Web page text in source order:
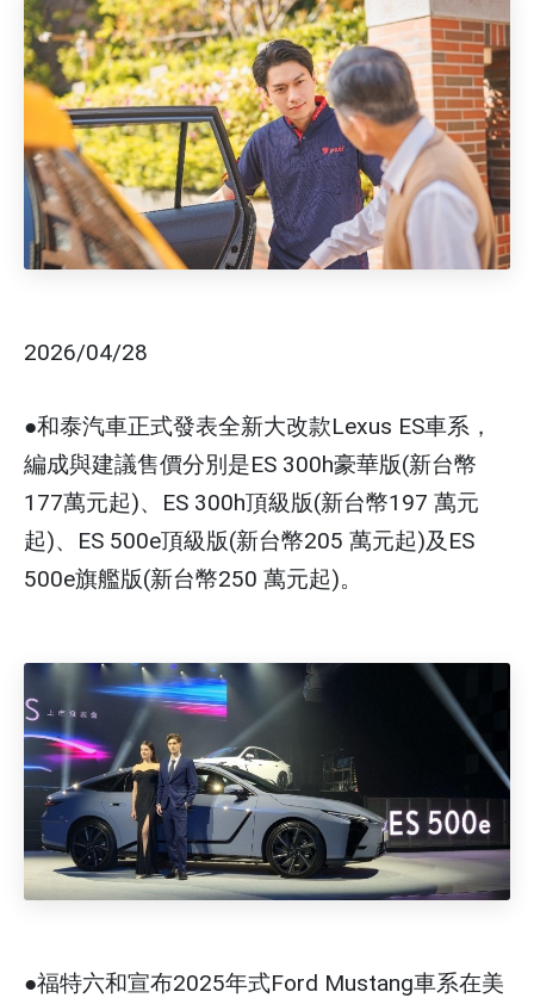
2026/04/28
●和泰汽車正式發表全新大改款Lexus ES車系，
編成與建議售價分別是ES 300h豪華版(新台幣
177萬元起)、ES 300h頂級版(新台幣197 萬元
起)、ES 500e頂級版(新台幣205 萬元起)及ES
500e旗艦版(新台幣250 萬元起)。
●福特六和宣布2025年式Ford Mustang車系在美